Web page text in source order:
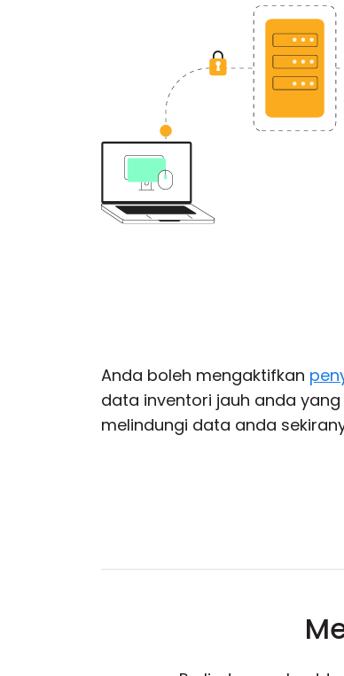
Anda boleh mengaktifkan
data inventori jauh anda
melindungi data anda